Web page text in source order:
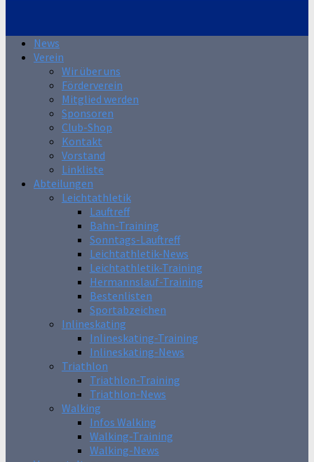
News
Verein
Wir über uns
Förderverein
Mitglied werden
Sponsoren
Club-Shop
Kontakt
Vorstand
Linkliste
Abteilungen
Leichtathletik
Lauftreff
Bahn-Training
Sonntags-Lauftreff
Leichtathletik-News
Leichtathletik-Training
Hermannslauf-Training
Bestenlisten
Sportabzeichen
Inlineskating
Inlineskating-Training
Inlineskating-News
Triathlon
Triathlon-Training
Triathlon-News
Walking
Infos Walking
Walking-Training
Walking-News